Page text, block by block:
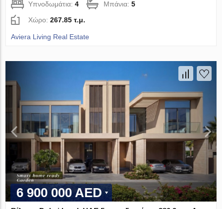
Υπνοδωμάτια:4 Μπάνια:5
Χώρο:267.85 τ.μ.
Aviera Living Real Estate
6 900 000 AED